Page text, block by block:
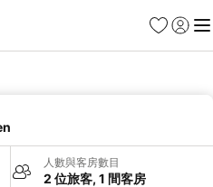
收藏夾
登入 選
人數與客房數目
2 位旅客, 1 間客房